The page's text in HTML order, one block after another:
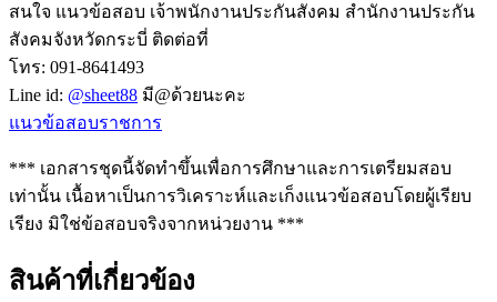
สนใจ แนวข้อสอบ เจ้าพนักงานประกันสังคม สำนักงานประกัน
สังคมจังหวัดกระบี่ ติดต่อที่
โทร: 091-8641493
Line id: @sheet88 มี@ด้วยนะคะ
แนวข้อสอบราชการ
*** เอกสารชุดนี้จัดทำขึ้นเพื่อการศึกษาและการเตรียมสอบ
เท่านั้น เนื้อหาเป็นการวิเคราะห์และเก็งแนวข้อสอบโดยผู้เรียบ
เรียง มิใช่ข้อสอบจริงจากหน่วยงาน ***
สินค้าที่เกี่ยวข้อง